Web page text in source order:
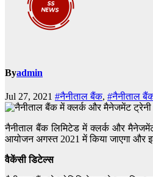
Byadmin
Jul 27, 2021 #नैनीताल बैंक, #नैनीताल
नैनीताल बैंक लिमिटेड में क्लर्क और मैनेजमेंट
आयोजन अगस्त 2021 में किया जाएगा और
वैकेंसी डिटेल्स